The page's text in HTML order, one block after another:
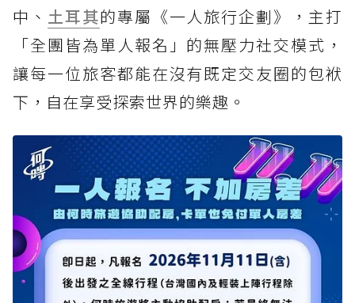
中、 土耳其的專屬《一人旅行企劃》，主打
「全團皆為單人報名」的無壓力社交模式，
讓每一位旅客都能在沒有既定交友圈的包袱
下，自在享受探索世界的樂趣。